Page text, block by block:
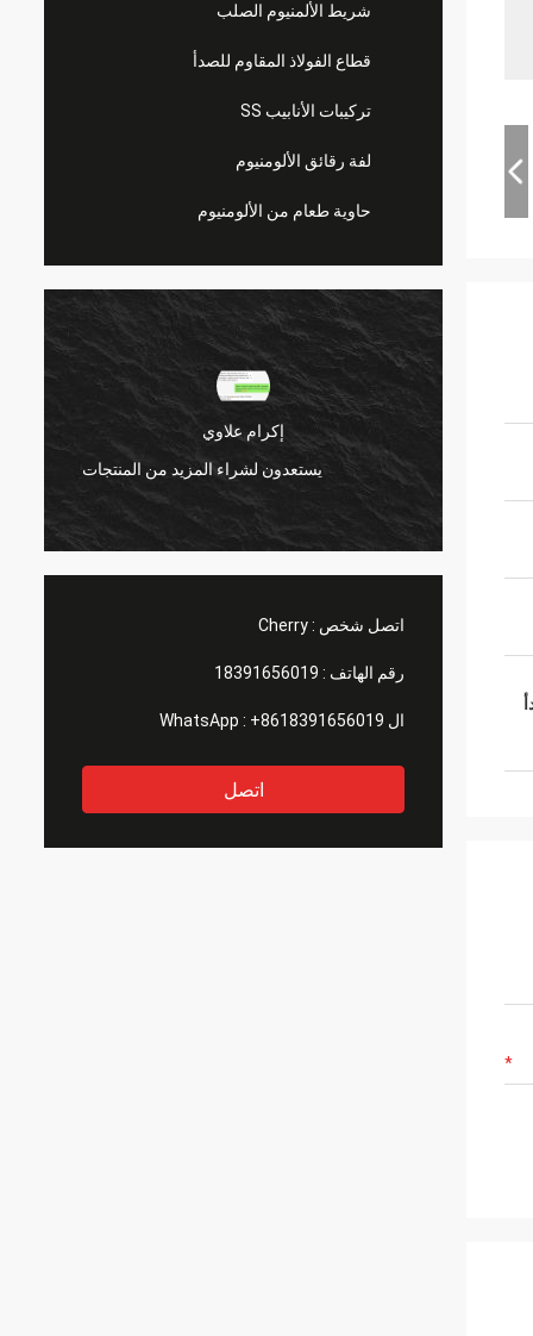
شريط الألمنيوم الصلب
قطاع الفولاذ المقاوم للصدأ
تركيبات الأنابيب SS
لفة رقائق الألومنيوم
حاوية طعام من الألومنيوم
إكرام علاوي
يستعدون لشراء المزيد من المنتجات
اتصل شخص :Cherry
رقم الهاتف : 18391656019
ال WhatsApp : +8618391656019
اتصل